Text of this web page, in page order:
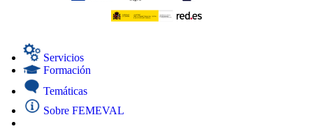
Servicios
Formación
Temáticas
Sobre FEMEVAL